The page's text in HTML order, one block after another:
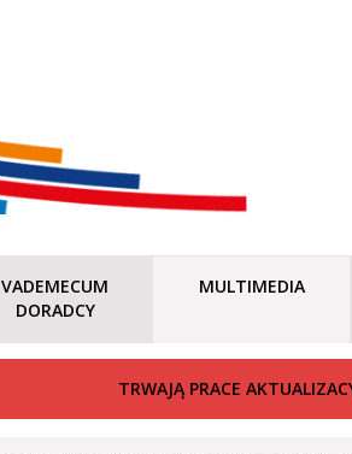
VADEMECUM
DORADCY
MULTIMEDIA
TRWAJĄ PRACE